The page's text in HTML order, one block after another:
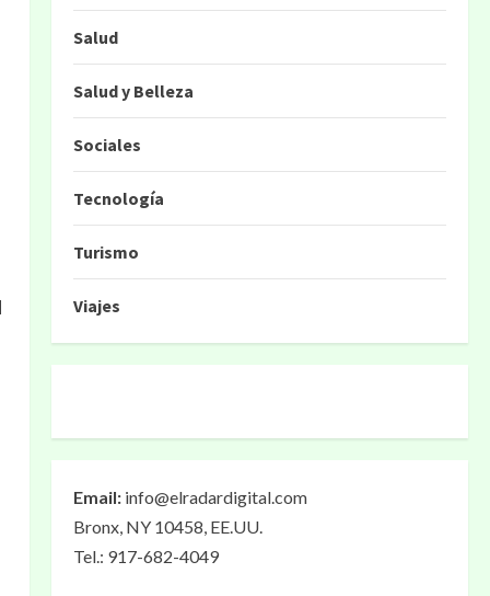
Salud
Salud y Belleza
Sociales
Tecnología
Turismo
Viajes
Email: info@elradardigital.com
Bronx, NY 10458, EE.UU.
Tel.: 917-682-4049